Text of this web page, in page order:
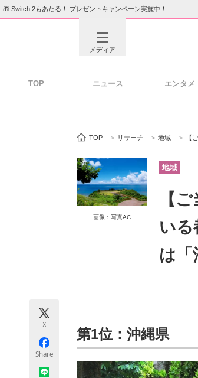
🎁 Switch 2もあたる！ プレゼントキャンペーン実施中！
メディア
ビジネスと働き方のヒント
ITエンジニア向け専門サイト
ちょっと気になるネットの話題
TOP ニュース エンタメ
TOP > リサーチ > 地域 > 【
画像：写真AC
地域
【
い
は「
X
Share
第1位：沖縄県